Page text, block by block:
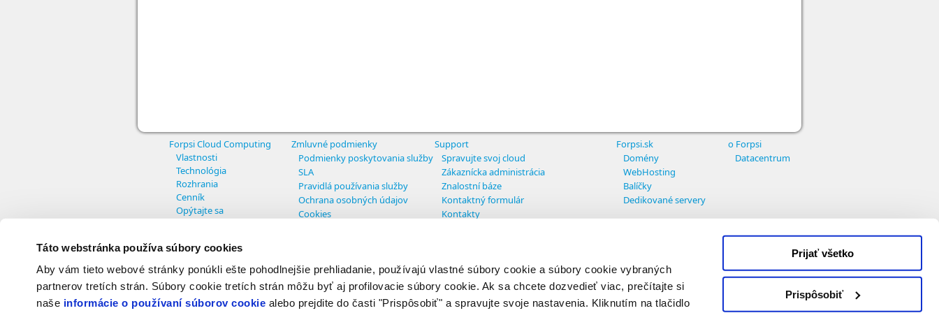
Táto webstránka používa súbory cookies
Aby vám tieto webové stránky ponúkli ešte pohodlnejšie prehliadanie, používajú vlastné súbory cookie a súbory cookie vybraných
partnerov tretích strán. Súbory cookie tretích strán môžu byť aj profilovacie súbory cookie. Ak sa chcete dozvedieť viac, prečítajte si
naše informácie o používaní súborov cookie alebo prejdite do časti "Prispôsobiť" a spravujte svoje nastavenia. Kliknutím na tlačidlo
Prijať všetko
Prispôsobiť
Forpsi Cloud Computing
Vlastnosti
Technológia
Rozhrania
Cenník
Opýtajte sa
Zmluvné podmienky
Podmienky poskytovania služby
SLA
Pravidlá používania služby
Ochrana osobných údajov
Cookies
Support
Spravujte svoj cloud
Zákaznícka administrácia
Znalostní báze
Kontaktný formulár
Kontakty
Forpsi.sk
Domény
WebHosting
Balíčky
Dedikované servery
o Forpsi
Datacentrum
© Copyright INTERNET CZ, a.s. - All rights reserved